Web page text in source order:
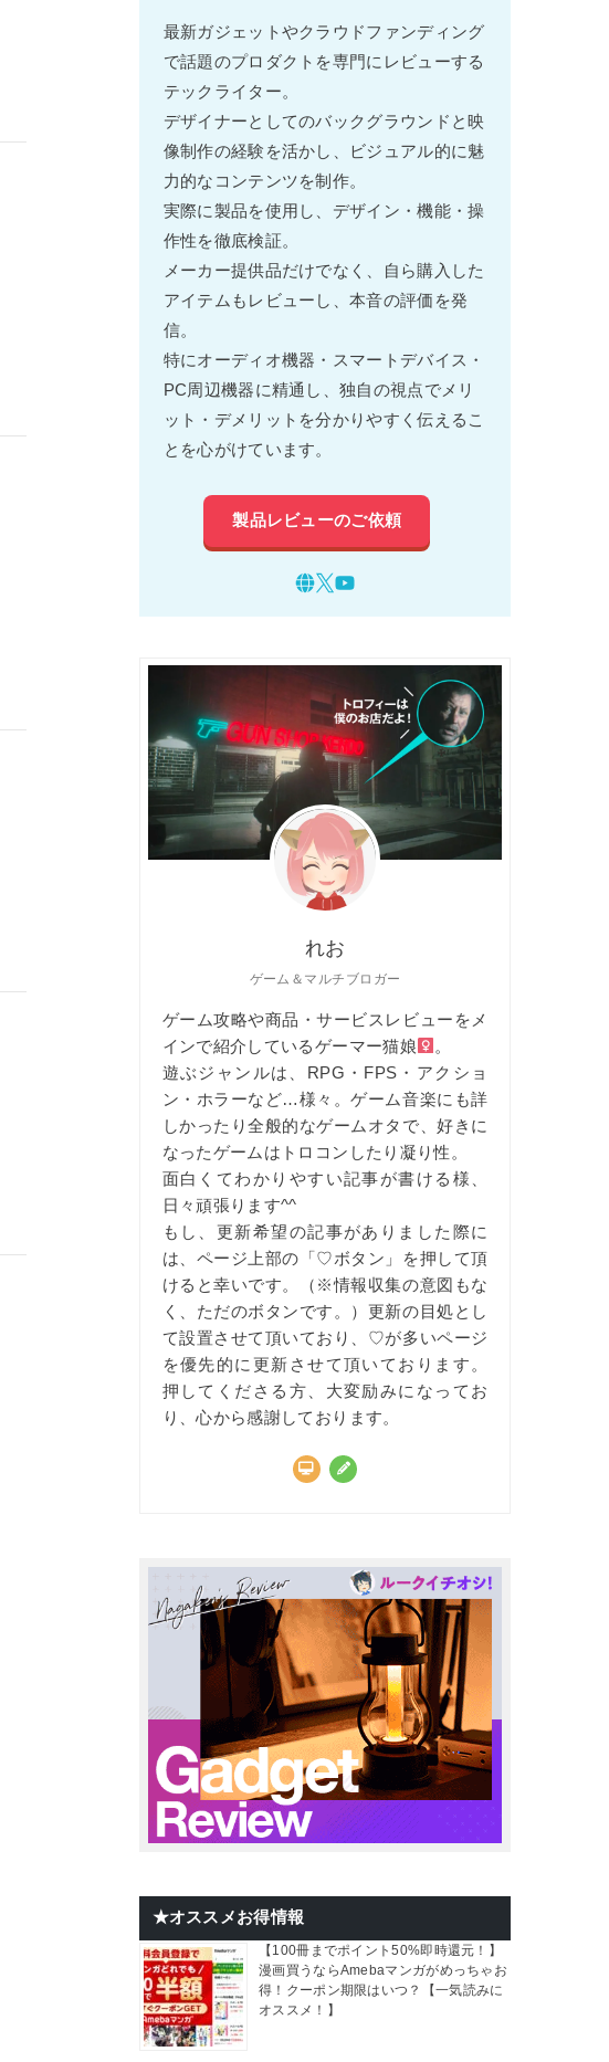
最新ガジェットやクラウドファンディング
で話題のプロダクトを専門にレビューする
テックライター。
デザイナーとしてのバックグラウンドと映
像制作の経験を活かし、ビジュアル的に魅
力的なコンテンツを制作。
実際に製品を使用し、デザイン・機能・操
作性を徹底検証。
メーカー提供品だけでなく、自ら購入した
アイテムもレビューし、本音の評価を発
信。
特にオーディオ機器・スマートデバイス・
PC周辺機器に精通し、独自の視点でメリ
ット・デメリットを分かりやすく伝えるこ
とを心がけています。
製品レビューのご依頼
れお
ゲーム＆マルチブロガー
ゲーム攻略や商品・サービスレビューをメ
インで紹介しているゲーマー猫娘
。
遊ぶジャンルは、RPG・FPS・アクショ
ン・ホラーなど…様々。ゲーム音楽にも詳
しかったり全般的なゲームオタで、好きに
なったゲームはトロコンしたり凝り性。
面白くてわかりやすい記事が書ける様、
日々頑張ります^^
もし、更新希望の記事がありました際に
は、ページ上部の「♡ボタン」を押して頂
けると幸いです。（※情報収集の意図もな
く、ただのボタンです。）更新の目処とし
て設置させて頂いており、♡が多いページ
を優先的に更新させて頂いております。
押してくださる方、大変励みになってお
り、心から感謝しております。
★オススメお得情報
【100冊までポイント50%即時還元！】
漫画買うならAmebaマンガがめっちゃお
得！クーポン期限はいつ？【一気読みに
オススメ！】